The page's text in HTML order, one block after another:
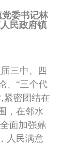
委书记林
民政府镇
三中、四
、“三个代
,紧密团结在
，在邻水
全面加强鼎
人民满意